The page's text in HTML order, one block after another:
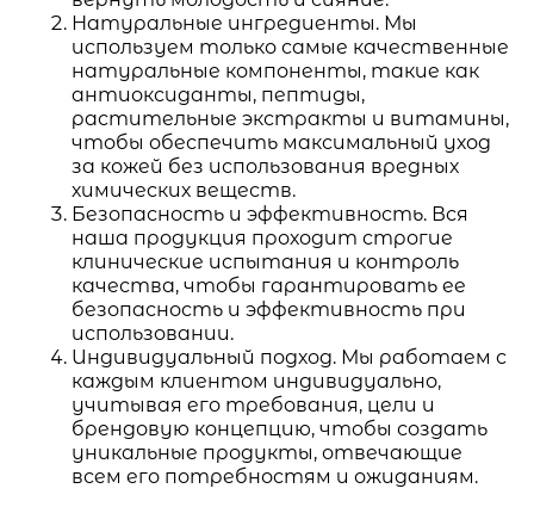
Натуральные ингредиенты. Мы
используем только самые качественные
натуральные компоненты, такие как
антиоксиданты, пептиды,
растительные экстракты и витамины,
чтобы обеспечить максимальный уход
за кожей без использования вредных
химических веществ.
Безопасность и эффективность. Вся
наша продукция проходит строгие
клинические испытания и контроль
качества, чтобы гарантировать ее
безопасность и эффективность при
использовании.
Индивидуальный подход. Мы работаем с
каждым клиентом индивидуально,
учитывая его требования, цели и
брендовую концепцию, чтобы создать
уникальные продукты, отвечающие
всем его потребностям и ожиданиям.